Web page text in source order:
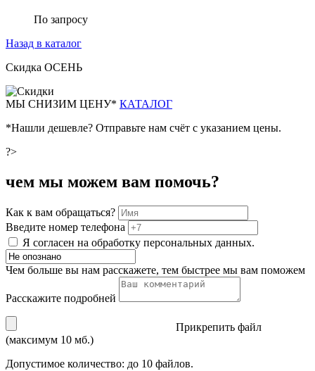
По запросу
Назад в каталог
Скидка ОСЕНЬ
МЫ СНИЗИМ ЦЕНУ* КАТАЛОГ
*Нашли дешевле? Отправьте нам счёт с указанием цены.
?>
чем мы можем вам помочь?
Как к вам обращаться?
Введите номер телефона
Я согласен на обработку персональных данных.
Чем больше вы нам расскажете, тем быстрее мы вам поможем
Расскажите подробней
Прикрепить файл
(максимум 10 мб.)
Допустимое количество: до 10 файлов.